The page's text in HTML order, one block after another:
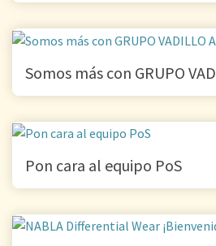
Somos más con GRUPO
Pon cara al equipo PoS